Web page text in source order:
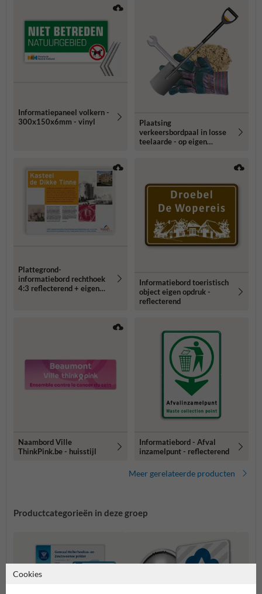
Informatiepaneel volkern -
300x150x6mm - vinyl
Plaatsing
verkeersbordpaal in losse
teelaarde - op eigen
Plattegrond-
informatiebord rechthoek
4:3 reflecterend + eigen
Informatiebord toeristisch
object eigen opdruk -
reflecterend
Naambord Ville
ThinkPink.be - huisstijl
Informatiebord - Afval
inzamelpunt - reflecterend
Meer gerelateerde producten
Productcategorieën in deze groep
Cookies